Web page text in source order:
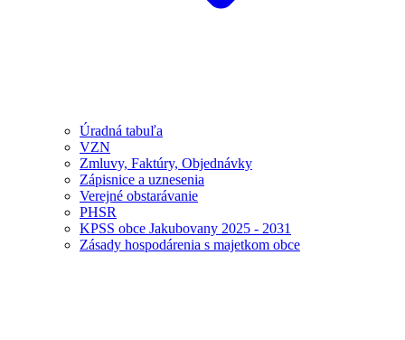
Úradná tabuľa
VZN
Zmluvy, Faktúry, Objednávky
Zápisnice a uznesenia
Verejné obstarávanie
PHSR
KPSS obce Jakubovany 2025 - 2031
Zásady hospodárenia s majetkom obce